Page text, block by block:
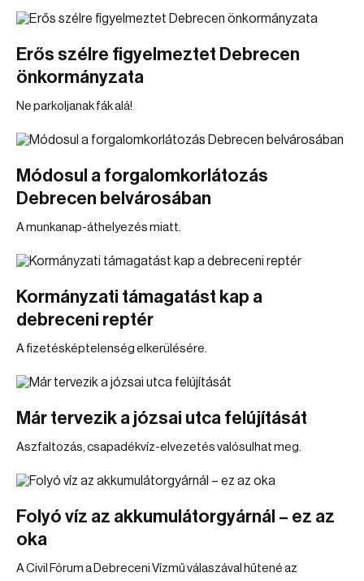
Erős szélre figyelmeztet Debrecen
önkormányzata
Ne parkoljanak fák alá!
Módosul a forgalomkorlátozás
Debrecen belvárosában
A munkanap-áthelyezés miatt.
Kormányzati támagatást kap a
debreceni reptér
A fizetésképtelenség elkerülésére.
Már tervezik a józsai utca felújítását
Aszfaltozás, csapadékvíz-elvezetés valósulhat meg.
Folyó víz az akkumulátorgyárnál – ez az
oka
A Civil Fórum a Debreceni Vízmű válaszával hűtené az